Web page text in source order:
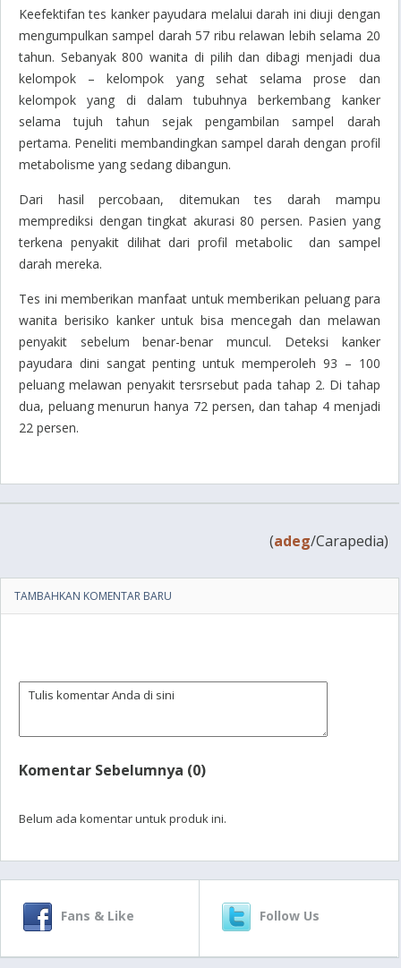
Keefektifan tes kanker payudara melalui darah ini diuji dengan
mengumpulkan sampel darah 57 ribu relawan lebih selama 20
tahun. Sebanyak 800 wanita di pilih dan dibagi menjadi dua
kelompok – kelompok yang sehat selama prose dan
kelompok yang di dalam tubuhnya berkembang kanker
selama tujuh tahun sejak pengambilan sampel darah
pertama. Peneliti membandingkan sampel darah dengan profil
metabolisme yang sedang dibangun.
Dari hasil percobaan, ditemukan tes darah mampu
memprediksi dengan tingkat akurasi 80 persen. Pasien yang
terkena penyakit dilihat dari profil metabolic dan sampel
darah mereka.
Tes ini memberikan manfaat untuk memberikan peluang para
wanita berisiko kanker untuk bisa mencegah dan melawan
penyakit sebelum benar-benar muncul. Deteksi kanker
payudara dini sangat penting untuk memperoleh 93 – 100
peluang melawan penyakit tersrsebut pada tahap 2. Di tahap
dua, peluang menurun hanya 72 persen, dan tahap 4 menjadi
22 persen.
(adeg/Carapedia)
TAMBAHKAN KOMENTAR BARU
Komentar Sebelumnya (0)
Belum ada komentar untuk produk ini.
Fans & Like Follow Us